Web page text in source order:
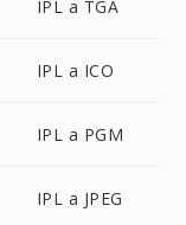
IPL a TGA
IPL a ICO
IPL a PGM
IPL a JPEG